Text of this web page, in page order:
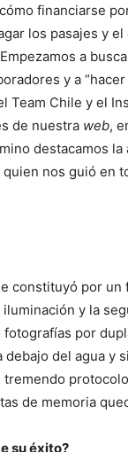
financiarse
los pasajes y
a
y a
Team Chile y el
de nuestra web,
destacamos
nos guió en
constituyó por
y la
por
del agua y
de memoria
su éxito?